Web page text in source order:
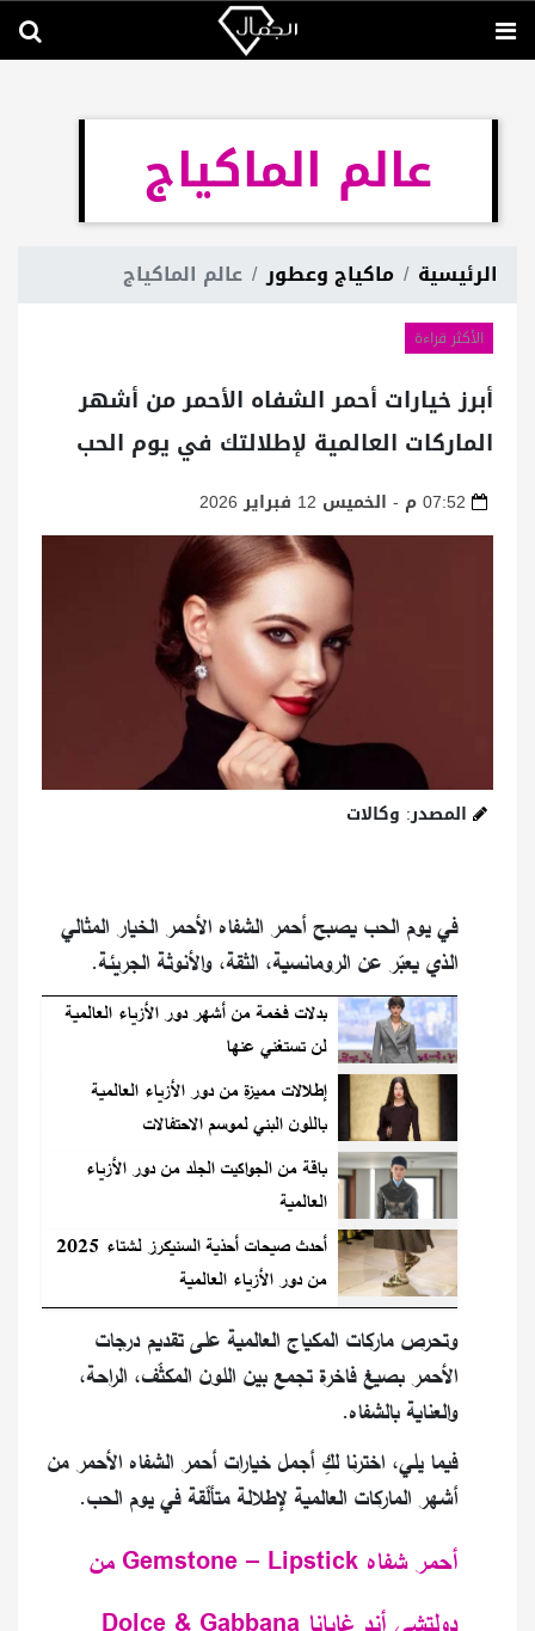
عالم الماكياج
الرئيسية ماكياج وعطور عالم الماكياج
الأكثر قراءة
أبرز خيارات أحمر الشفاه الأحمر من أشهر
الماركات العالمية لإطلالتك في يوم الحب
المصدر: وكالات
في يوم الحب يصبح أحمر الشفاه الأحمر الخيار المثالي
الذي يعبّر عن الرومانسية، الثقة، والأنوثة الجريئة.
بدلات فخمة من أشهر دور الأزياء العالمية
لن تستغني عنها
إطلالات مميزة من دور الأزياء العالمية
باللون البني لموسم الاحتفالات
باقة من الجواكيت الجلد من دور الأزياء
العالمية
أحدث صيحات أحذية السنيكرز لشتاء 2025
من دور الأزياء العالمية
وتحرص ماركات المكياج العالمية على تقديم درجات
الأحمر بصيغ فاخرة تجمع بين اللون المكثّف، الراحة،
والعناية بالشفاه.
فيما يلي، اخترنا لكِ أجمل خيارات أحمر الشفاه الأحمر من
أشهر الماركات العالمية لإطلالة متألّقة في يوم الحب.
أحمر شفاه Gemstone – Lipstick من